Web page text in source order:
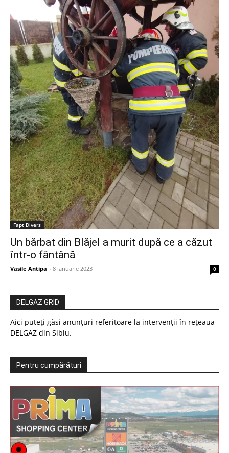
Fapt Divers
Un bărbat din Blăjel a murit după ce a căzut
într-o fântână
Vasile Antipa - 8 ianuarie 2023 0
DELGAZ GRID
Aici puteți găsi anunțuri referitoare la intervenții în rețeaua
DELGAZ din Sibiu.
Pentru cumpărături